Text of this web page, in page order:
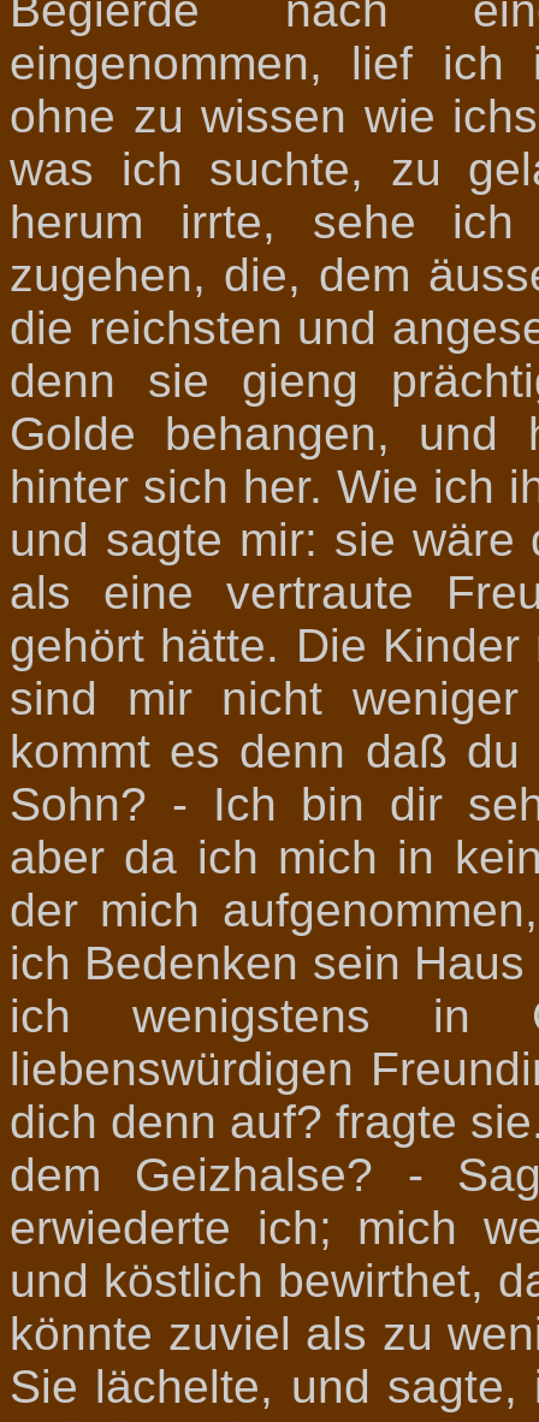
eingenommen, lief
ohne zu wissen wie
was ich suchte, zu
herum irrte, sehe
zugehen, die, dem
die reichsten und
denn sie gieng
Golde behangen, und
hinter sich her. Wie ich
und sagte mir: sie
als eine vertraute
gehört hätte. Die
sind mir nicht
kommt es denn daß
Sohn? - Ich bin dir
aber da ich mich in
der mich
ich Bedenken sein
ich wenigstens in
liebenswürdigen
dich denn auf? fragte
dem Geizhalse? -
erwiederte ich; mich
und köstlich bewirthet,
könnte zuviel als zu
Sie lächelte, und